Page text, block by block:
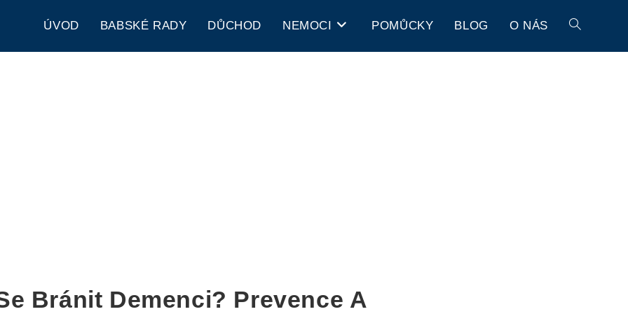
ÚVOD BABSKÉ RADY DŮCHOD NEMOCI POMŮCKY BLOG O NÁS
Bránit Demenci? Prevence A